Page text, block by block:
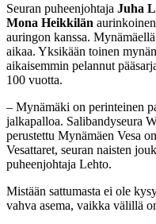
Seuran puheenjohtaja Juha
Mona Heikkilän
auringon kanssa.
aikaa. Yksikään toinen
aikaisemmin pelannut
100 vuotta.
– Mynämäki on perinteinen
jalkapalloa. Salibandyseura
perustettu Mynämäen Vesa
Vesattaret, seuran naisten
puheenjohtaja Lehto.
Mistään sattumasta ei ole
vahva asema, vaikka välillä